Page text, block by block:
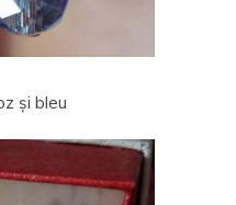
și bleu